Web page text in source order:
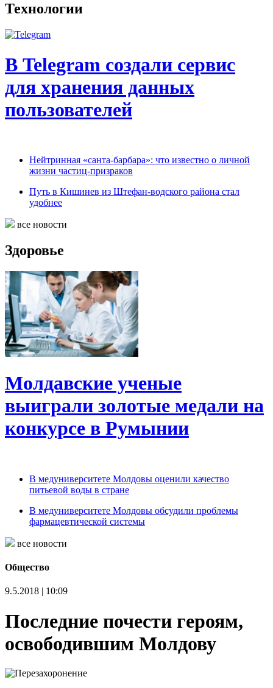
Технологии
В Telegram создали сервис
для хранения данных
пользователей
Нейтринная «санта-барбара»: что известно о личной
жизни частиц-призраков
Путь в Кишинев из Штефан-водского района стал
удобнее
все новости
Здоровье
Молдавские ученые
выиграли золотые медали на
конкурсе в Румынии
В медуниверситете Молдовы оценили качество
питьевой воды в стране
В медуниверситете Молдовы обсудили проблемы
фармацевтической системы
все новости
Общество
9.5.2018 | 10:09
Последние почести героям,
освободившим Молдову